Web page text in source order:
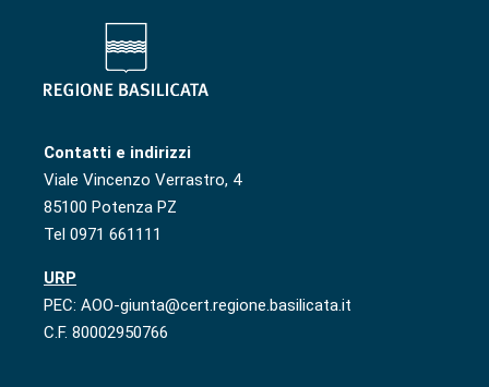
Contatti e indirizzi
Viale Vincenzo Verrastro, 4
85100 Potenza PZ
Tel 0971 661111
URP
PEC: AOO-giunta@cert.regione.basilicata.it
C.F. 80002950766